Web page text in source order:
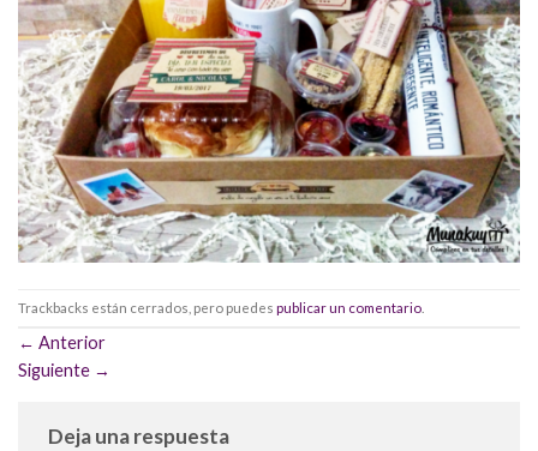
Trackbacks están cerrados, pero puedes publicar un comentario
← Anterior
Siguiente →
Deja una respuesta